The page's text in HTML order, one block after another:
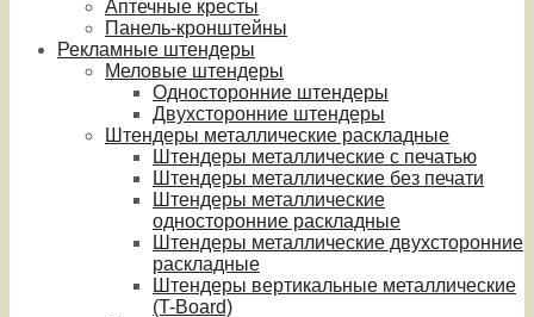
Аптечные кресты
Панель-кронштейны
Рекламные штендеры
Меловые штендеры
Односторонние штендеры
Двухсторонние штендеры
Штендеры металлические раскладные
Штендеры металлические с печатью
Штендеры металлические без печати
Штендеры металлические
односторонние раскладные
Штендеры металлические двухсторонние
раскладные
Штендеры вертикальные металлические
(T-Board)